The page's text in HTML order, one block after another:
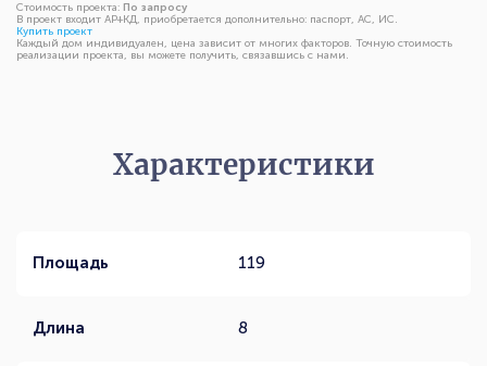
Стоимость проекта: По запросу
В проект входит АР+КД, приобретается дополнительно: паспорт, АС, ИС.
Купить проект
Каждый дом индивидуален, цена зависит от многих факторов. Точную стоимость
реализации проекта, вы можете получить, связавшись с нами.
Характеристики
Площадь 119
Длина 8